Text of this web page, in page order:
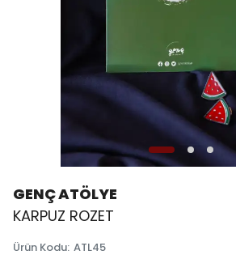
GENÇ ATÖLYE
KARPUZ ROZET
Ürün Kodu: ATL45